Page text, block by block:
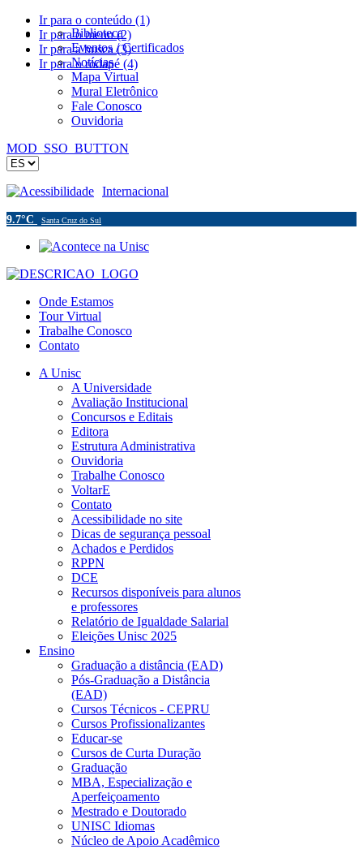
Ir para o conteúdo (1)
Ir para o menu (2)
Ir para a busca (3)
Ir para o rodapé (4)
Biblioteca
Eventos / Certificados
Notícias
Mapa Virtual
Mural Eletrônico
Fale Conosco
Ouvidoria
MOD_SSO_BUTTON
Acessibilidade Internacional
9.7°C Santa Cruz do Sul
Onde Estamos
Tour Virtual
Trabalhe Conosco
Contato
A Unisc
A Universidade
Avaliação Institucional
Concursos e Editais
Editora
Estrutura Administrativa
Ouvidoria
Trabalhe Conosco
VoltarE
Contato
Acessibilidade no site
Dicas de segurança pessoal
Achados e Perdidos
RPPN
DCE
Recursos disponíveis para alunos
e professores
Relatório de Igualdade Salarial
Eleições Unisc 2025
Ensino
Graduação a distância (EAD)
Pós-Graduação a Distância
(EAD)
Cursos Técnicos - CEPRU
Cursos Profissionalizantes
Educar-se
Cursos de Curta Duração
Graduação
MBA, Especialização e
Aperfeiçoamento
Mestrado e Doutorado
UNISC Idiomas
Núcleo de Apoio Acadêmico